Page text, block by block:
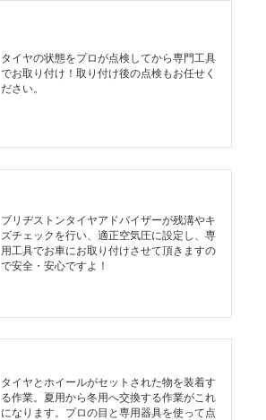
タイヤの状態をプロが点検してから専門工具
でお取り付け！取り付け後の点検もお任せく
ださい。
ブリヂストンタイヤアドバイザーが残溝やキ
ズチェックを行い、適正空気圧に設定し、専
用工具でお車にお取り付けさせて頂きますの
で安全・安心ですよ！
タイヤとホイールがセットされた物を装着す
る作業。夏用から冬用へ交換する作業がこれ
になります。プロの目と専用器具を使って点